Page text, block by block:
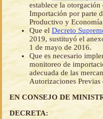
establece la
Importación por parte
Productivo y
Que el Decreto
2019, sustituyó el
1 de mayo de 2016.
Que es necesario
monitoreo de
adecuada de las
Autorizaciones
EN CONSEJO DE
DECRETA: